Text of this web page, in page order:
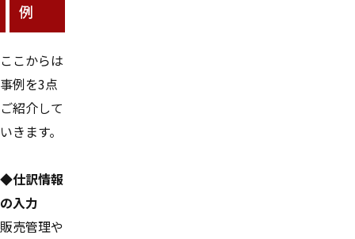
例
ここからは
事例を3点
ご紹介して
いきます。
◆仕訳情報
の入力
販売管理や